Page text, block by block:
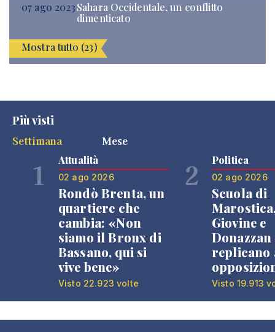
07 ago 2023Sahara Occidentale, un conflitto
dimenticato
Mostra tutto (23)
Più visti
Settimana
Mese
1 Attualità
02 ago 2026
Rondò Brenta, un
quartiere che
cambia: «Non
siamo il Bronx di
Bassano, qui si
vive bene»
Visto 22.923 volte
2 Politica
02 ago 2026
Scuola di
Giovine e
Donazzan
replicano
Visto 19.913